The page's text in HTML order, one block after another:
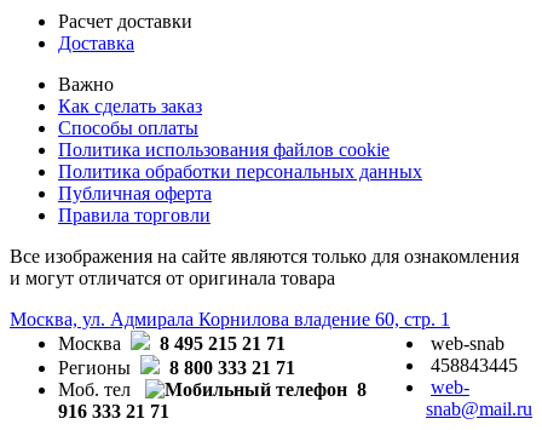
Расчет доставки
Доставка
Важно
Как сделать заказ
Способы оплаты
Политика использования файлов cookie
Политика обработки персональных данных
Публичная оферта
Правила торговли
Все изображения на сайте являются только для ознакомления
и могут отличатся от оригинала товара
Москва, ул. Адмирала Корнилова владение 60, стр. 1
Москва
8 495 215 21 71
Регионы
8 800 333 21 71
Моб. тел
8
916 333 21 71
web-snab
458843445
web-
snab@mail.ru